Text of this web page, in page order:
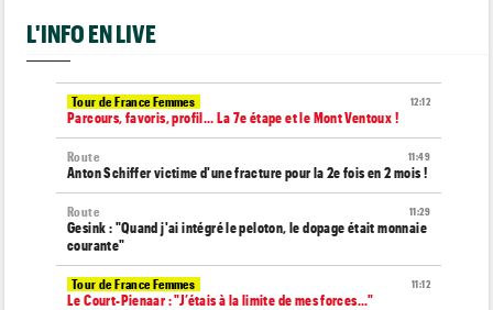
L'INFO EN LIVE
12:12
Tour de France Femmes
Parcours, favoris, profil… La 7e étape et le Mont Ventoux !
11:49
Route
Anton Schiffer victime d'une fracture pour la 2e fois en 2 mois !
11:29
Route
Gesink : "Quand j'ai intégré le peloton, le dopage était monnaie
courante"
11:12
Tour de France Femmes
Le Court-Pienaar : "J’étais à la limite de mes forces..."